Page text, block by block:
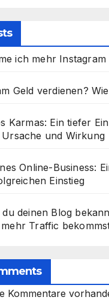
ich mehr
Geld verdienen?
Karmas: Ein tiefer
und Wirkung
Online-Business:
Einstieg
deinen Blog
Traffic
Kommentare